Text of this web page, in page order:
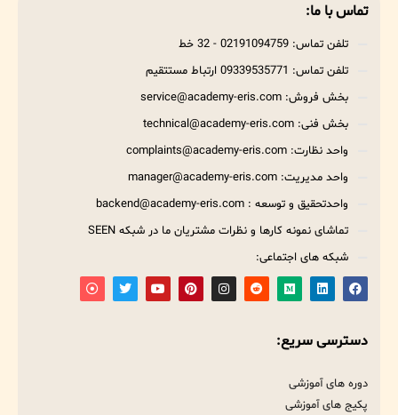
تماس با ما:
تلفن تماس: 02191094759 - 32 خط
تلفن تماس: 09339535771 ارتباط مستتقیم
بخش فروش: service@academy-eris.com
بخش فنی: technical@academy-eris.com
واحد نظارت: complaints@academy-eris.com
واحد مدیریت: manager@academy-eris.com
واحدتحقیق و توسعه : backend@academy-eris.com
تماشای نمونه کارها و نظرات مشتریان ما در شبکه SEEN
شبکه های اجتماعی:
دسترسی سریع:
دوره های آموزشی
پکیج های آموزشی